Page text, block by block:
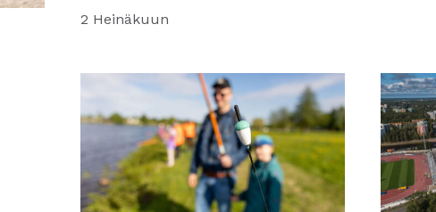
2 Heinäkuun